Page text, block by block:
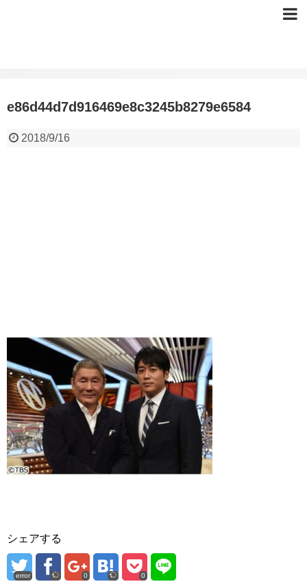
e86d44d7d916469e8c3245b8279e6584
2018/9/16
シェアする
error 0 0